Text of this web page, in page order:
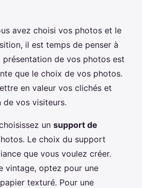
avez choisi vos photos et le
il est temps de penser à
présentation de vos photos est
que le choix de vos photos.
en valeur vos clichés et
de vos visiteurs.
un support de
Le choix du support
que vous voulez créer.
vintage, optez pour une
texturé. Pour une